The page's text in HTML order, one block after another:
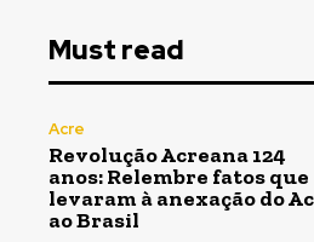
Must read
Acre
Revolução Acreana 124
anos: Relembre fatos que
levaram à anexação do
ao Brasil